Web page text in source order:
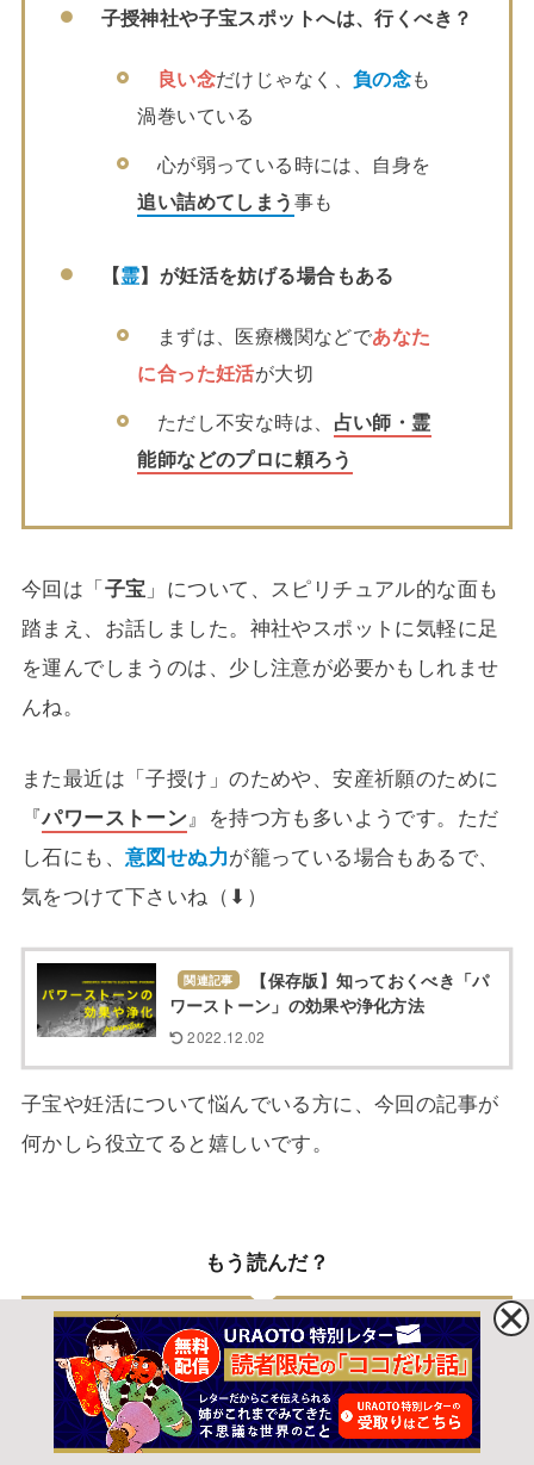
子授神社や子宝スポットへは、行くべき？
良い念だけじゃなく、 負の念も
渦巻いている
心が弱っている時には、自身を
追い詰めてしまう事も
【霊】が妊活を妨げる場合もある
まずは、医療機関などであなた
に合った妊活が大切
ただし不安な時は、 占い師・霊
能師などのプロに頼ろう
今回は「子宝 」について、スピリチュアル的な面も
踏まえ、お話しました。神社やスポットに気軽に足
を運んでしまうのは、少し注意が必要かもしれませ
んね。
また最近は「子授け」のためや、安産祈願のために
『パワーストーン』を持つ方も多いようです。ただ
し石にも、意図せぬ力が籠っている場合もあるで、
気をつけて下さいね（⬇）
関連記事
【保存版】知っておくべき「パ
ワーストーン」の効果や浄化方法
2022.12.02
子宝や妊活について悩んでいる方に、今回の記事が
何かしら役立てると嬉しいです。
もう読んだ？
関連記事
『当たる霊視』を受けたい！本
物の霊能師の見抜き方とは・・・
2022.12.02